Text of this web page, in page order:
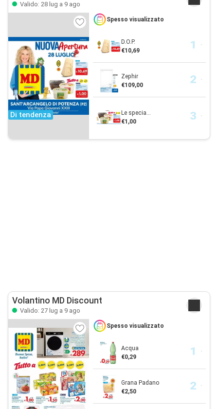
Valido: 28 lug a 9 ago
Di tendenza
Spesso visualizzato
D.O.P.
€10,69
Zephir
€109,00
Le specia...
€1,00
Volantino MD Discount
Valido: 27 lug a 9 ago
Spesso visualizzato
Acqua
€0,29
Grana Padano
€2,50